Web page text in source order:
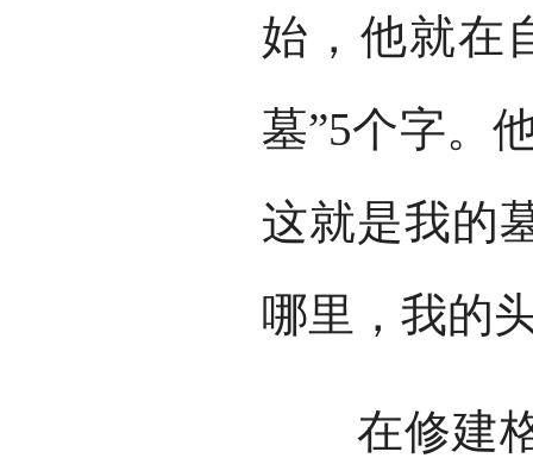
始，他就在
墓”5个字。
这就是我的
哪里，我的
在修建格